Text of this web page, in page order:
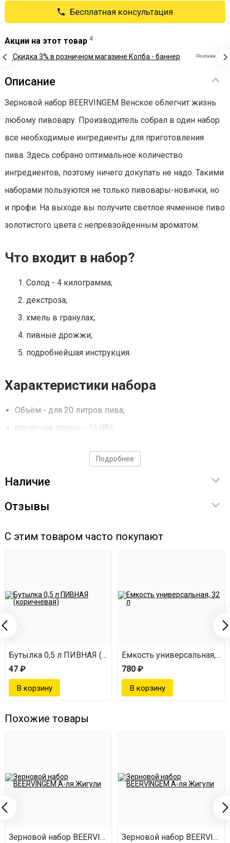
Бесплатная консультация
Акции на этот товар 4
Реклама
Описание
Зерновой набор BEERVINGEM Венское облегчит жизнь
любому пивовару. Производитель собрал в один набор
все необходимые ингредиенты для приготовления
пива. Здесь собрано оптимальное количество
ингредиентов, поэтому ничего докупать не надо. Такими
наборами пользуются не только пивовары-новички, но
и профи. На выходе вы получите светлое ячменное пиво
золотистого цвета с непревзойденным ароматом.
Что входит в набор?
Солод - 4 килограмма;
декстроза;
хмель в гранулах;
пивные дрожжи;
подробнейшая инструкция.
Характеристики набора
Объём - для 20 литров пива;
расчётная горечь - 13 IBU;
эффективность затирания - 75%;
начальная экстрактивность - 12%;
Подробнее
Наличие
Отзывы
С этим товаром часто покупают
Бутылка 0,5 л ПИВНАЯ (коричневая)
47 ₽
Емкость универсальная, 32
780 ₽
Похожие товары
А-ля Жигули
Зерновой набор BEERVINGEM А-ля Жигули
Зерновой набор